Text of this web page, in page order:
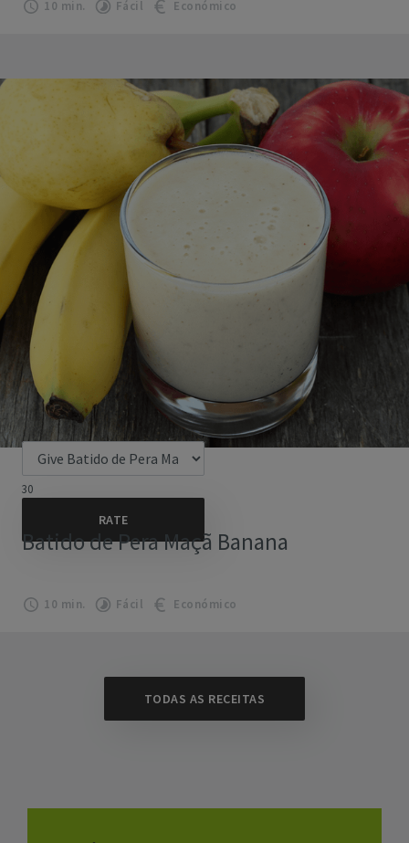
10 min. Fácil Económico
30
Batido de Pera Maçã Banana
10 min. Fácil Económico
TODAS AS RECEITAS